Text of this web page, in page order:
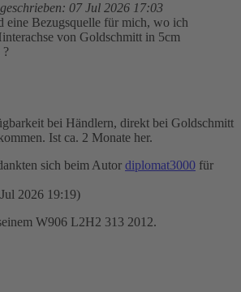
07 Jul 2026 17:03
eine Bezugsquelle für mich, wo ich
von Goldschmitt in 5cm
?
bei Händlern, direkt bei Goldschmitt
Ist ca. 2 Monate her.
sich beim Autor diplomat3000 für
2026 19:19)
W906 L2H2 313 2012.